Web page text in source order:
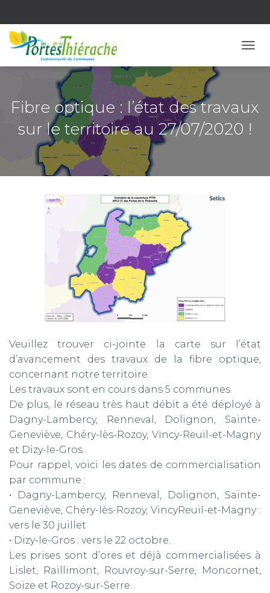
Fibre optique : l’état des travaux
sur le territoire au 27/07/2020 !
Veuillez trouver ci-jointe la carte sur l’état
d’avancement des travaux de la fibre optique,
concernant notre territoire.
Les travaux sont en cours dans 5 communes.
De plus, le réseau très haut débit a été déployé à
Dagny-Lambercy, Renneval, Dolignon, Sainte-
Geneviève, Chéry-lès-Rozoy, Vincy-Reuil-et-Magny
et Dizy-le-Gros.
Pour rappel, voici les dates de commercialisation
par commune :
• Dagny-Lambercy, Renneval, Dolignon, Sainte-
Geneviève, Chéry-lès-Rozoy, VincyReuil-et-Magny :
vers le 30 juillet
• Dizy-le-Gros : vers le 22 octobre.
Les prises sont d’ores et déjà commercialisées à
Lislet, Raillimont, Rouvroy-sur-Serre, Moncornet,
Soize et Rozoy-sur-Serre.